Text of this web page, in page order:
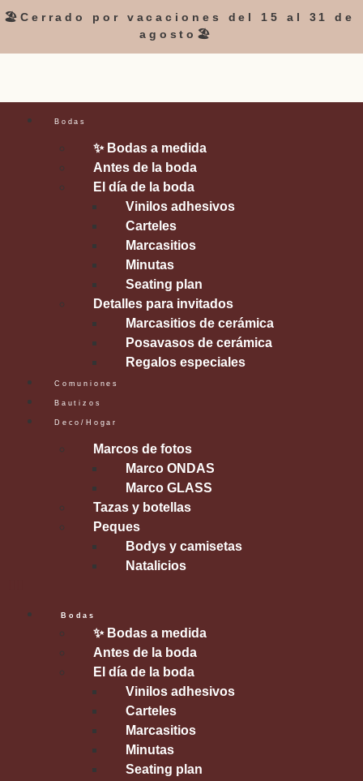
🏖️Cerrado por vacaciones del 15 al 31 de
agosto🏖️
Bodas
✨ Bodas a medida
Antes de la boda
El día de la boda
Vinilos adhesivos
Carteles
Marcasitios
Minutas
Seating plan
Detalles para invitados
Marcasitios de cerámica
Posavasos de cerámica
Regalos especiales
Comuniones
Bautizos
Deco/Hogar
Marcos de fotos
Marco ONDAS
Marco GLASS
Tazas y botellas
Peques
Bodys y camisetas
Natalicios
Bodas
✨ Bodas a medida
Antes de la boda
El día de la boda
Vinilos adhesivos
Carteles
Marcasitios
Minutas
Seating plan